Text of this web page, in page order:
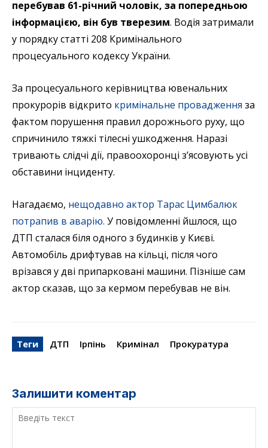
перебував 61-річний чоловік, за попередньою
інформацією, він був тверезим. Водія затримали
у порядку статті 208 Кримінального
процесуального кодексу України.
За процесуального керівництва ювенальних
прокурорів відкрито кримінальне провадження за
фактом порушення правил дорожнього руху, що
спричинило тяжкі тілесні ушкодження. Наразі
тривають слідчі дії, правоохоронці з’ясовують усі
обставини інциденту.
Нагадаємо, нещодавно актор Тарас Цимбалюк
потрапив в аварію. У повідомленні йшлося, що
ДТП сталася біля одного з будинків у Києві.
Автомобіль дрифтував на кільці, після чого
врізався у дві припарковані машини. Пізніше сам
актор сказав, що за кермом перебував не він.
Теги ДТП Ірпінь Кримінал Прокуратура
Залишити коментар